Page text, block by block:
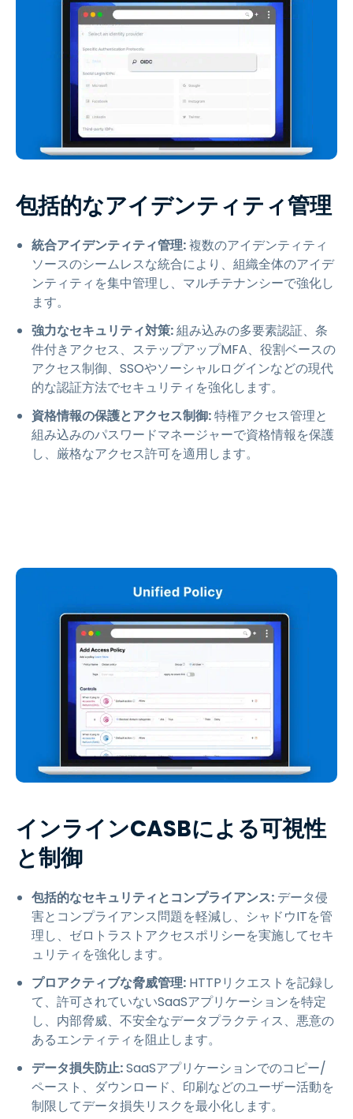
包括的なアイデンティティ管理
統合アイデンティティ管理:複数のアイデンティティ
ソースのシームレスな統合により、組織全体のアイデ
ンティティを集中管理し、マルチテナンシーで強化し
ます。
強力なセキュリティ対策:組み込みの多要素認証、条
件付きアクセス、ステップアップMFA、役割ベースの
アクセス制御、SSOやソーシャルログインなどの現代
的な認証方法でセキュリティを強化します。
資格情報の保護とアクセス制御:特権アクセス管理と
組み込みのパスワードマネージャーで資格情報を保護
し、厳格なアクセス許可を適用します。
インラインCASBによる可視性
と制御
包括的なセキュリティとコンプライアンス: データ侵
害とコンプライアンス問題を軽減し、シャドウITを管
理し、ゼロトラストアクセスポリシーを実施してセキ
ュリティを強化します。
プロアクティブな脅威管理: HTTPリクエストを記録し
て、許可されていないSaaSアプリケーションを特定
し、内部脅威、不安全なデータプラクティス、悪意の
あるエンティティを阻止します。
データ損失防止:SaaSアプリケーションでのコピー/
ペースト、ダウンロード、印刷などのユーザー活動を
制限してデータ損失リスクを最小化します。